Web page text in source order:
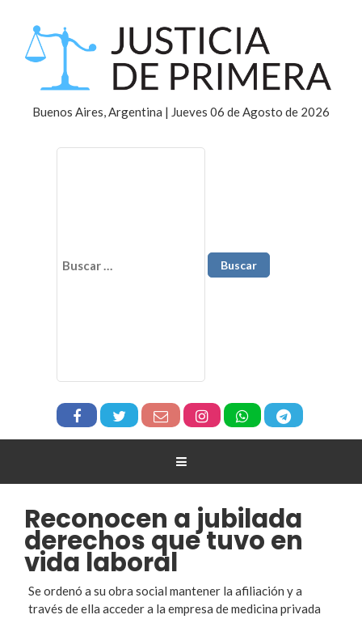
Buenos Aires, Argentina | Jueves 06 de Agosto de 2026
Reconocen a jubilada
derechos que tuvo en
vida laboral
Se ordenó a su obra social mantener la afiliación y a
través de ella acceder a la empresa de medicina privada